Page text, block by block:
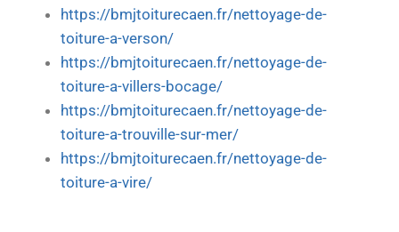
https://bmjtoiturecaen.fr/nettoyage-de-
toiture-a-verson/
https://bmjtoiturecaen.fr/nettoyage-de-
toiture-a-villers-bocage/
https://bmjtoiturecaen.fr/nettoyage-de-
toiture-a-trouville-sur-mer/
https://bmjtoiturecaen.fr/nettoyage-de-
toiture-a-vire/